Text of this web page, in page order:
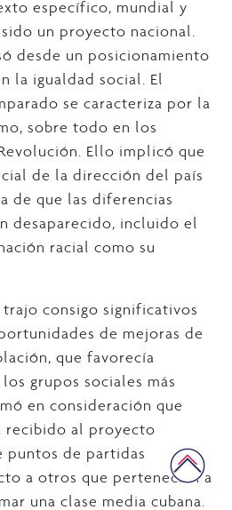
específico, mundial y
un proyecto nacional.
desde un posicionamiento
la igualdad social. El
se caracteriza por la
sobre todo en los
Ello implicó que
de la dirección del país
de que las diferencias
desaparecido, incluido el
racial como su
consigo significativos
de mejoras de
que favorecía
grupos sociales más
en consideración que
recibido al proyecto
puntos de partidas
a otros que pertenecían a
una clase media cubana.